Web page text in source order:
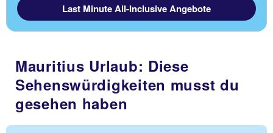
Last Minute All-Inclusive Angebote
Mauritius Urlaub: Diese
Sehenswürdigkeiten musst du
gesehen haben